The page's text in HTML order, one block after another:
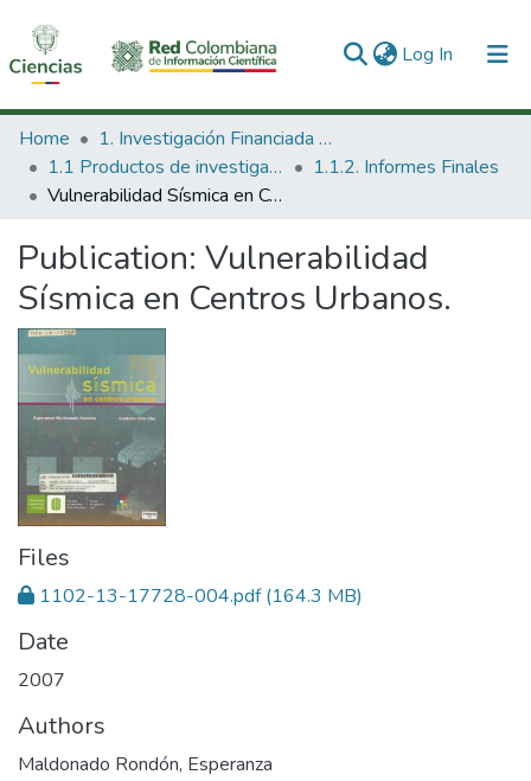
Log In (current)
Communities & Collections
All of DSpace
Home
1. Investigación Financiada con Recursos Públicos
1.1 Productos de investigación
1.1.2. Informes Finales
Vulnerabilidad Sísmica en Centros Urbanos.
Publication: Vulnerabilidad
Sísmica en Centros Urbanos.
Files
1102-13-17728-004.pdf(164.3 MB)
Date
2007
Authors
Maldonado Rondón, Esperanza